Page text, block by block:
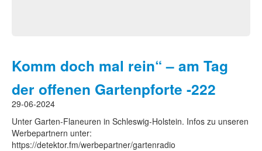
Komm doch mal rein“ – am Tag
der offenen Gartenpforte -222
29-06-2024
Unter Garten-Flaneuren in Schleswig-Holstein. Infos zu unseren
Werbepartnern unter:
https://detektor.fm/werbepartner/gartenradio